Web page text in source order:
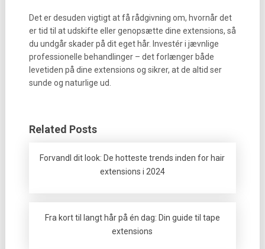
Det er desuden vigtigt at få rådgivning om, hvornår det
er tid til at udskifte eller genopsætte dine extensions, så
du undgår skader på dit eget hår. Investér i jævnlige
professionelle behandlinger – det forlænger både
levetiden på dine extensions og sikrer, at de altid ser
sunde og naturlige ud.
Related Posts
Forvandl dit look: De hotteste trends inden for hair
extensions i 2024
Fra kort til langt hår på én dag: Din guide til tape
extensions